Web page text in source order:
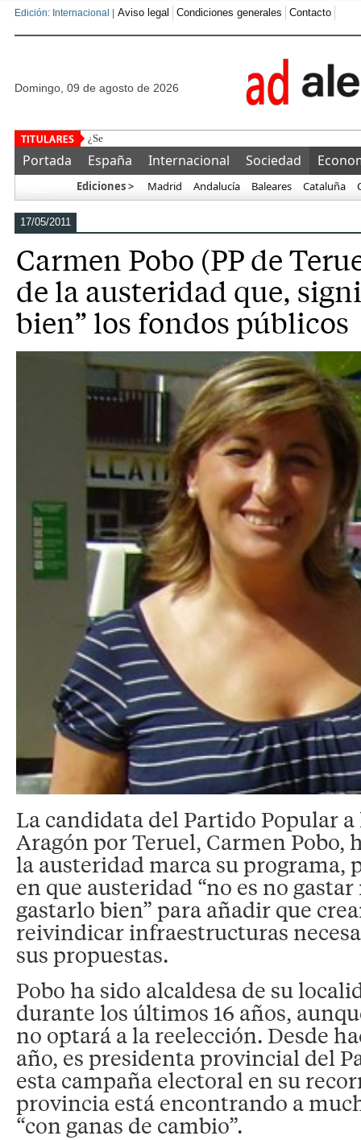
Edición: Internacional | Aviso legal Condiciones generales Contacto
domingo, 09 de agosto de 2026
¿Se puede comprar un bolso de lujo a mitad d
Portada España Internacional Sociedad
Ediciones > Madrid Andalucía Baleares Cataluña
17/05/2011
Carmen Pobo (PP de
de la austeridad que,
bien” los fondos públicos
La candidata del Partido Popular a
Aragón por Teruel, Carmen Pobo,
la austeridad marca su programa,
en que austeridad “no es no
gastarlo bien” para añadir que
reivindicar infraestructuras
sus propuestas.
Pobo ha sido alcaldesa de su
durante los últimos 16 años,
no optará a la reelección. Desde
año, es presidenta provincial del
esta campaña electoral en su
provincia está encontrando a
“con ganas de cambio”.